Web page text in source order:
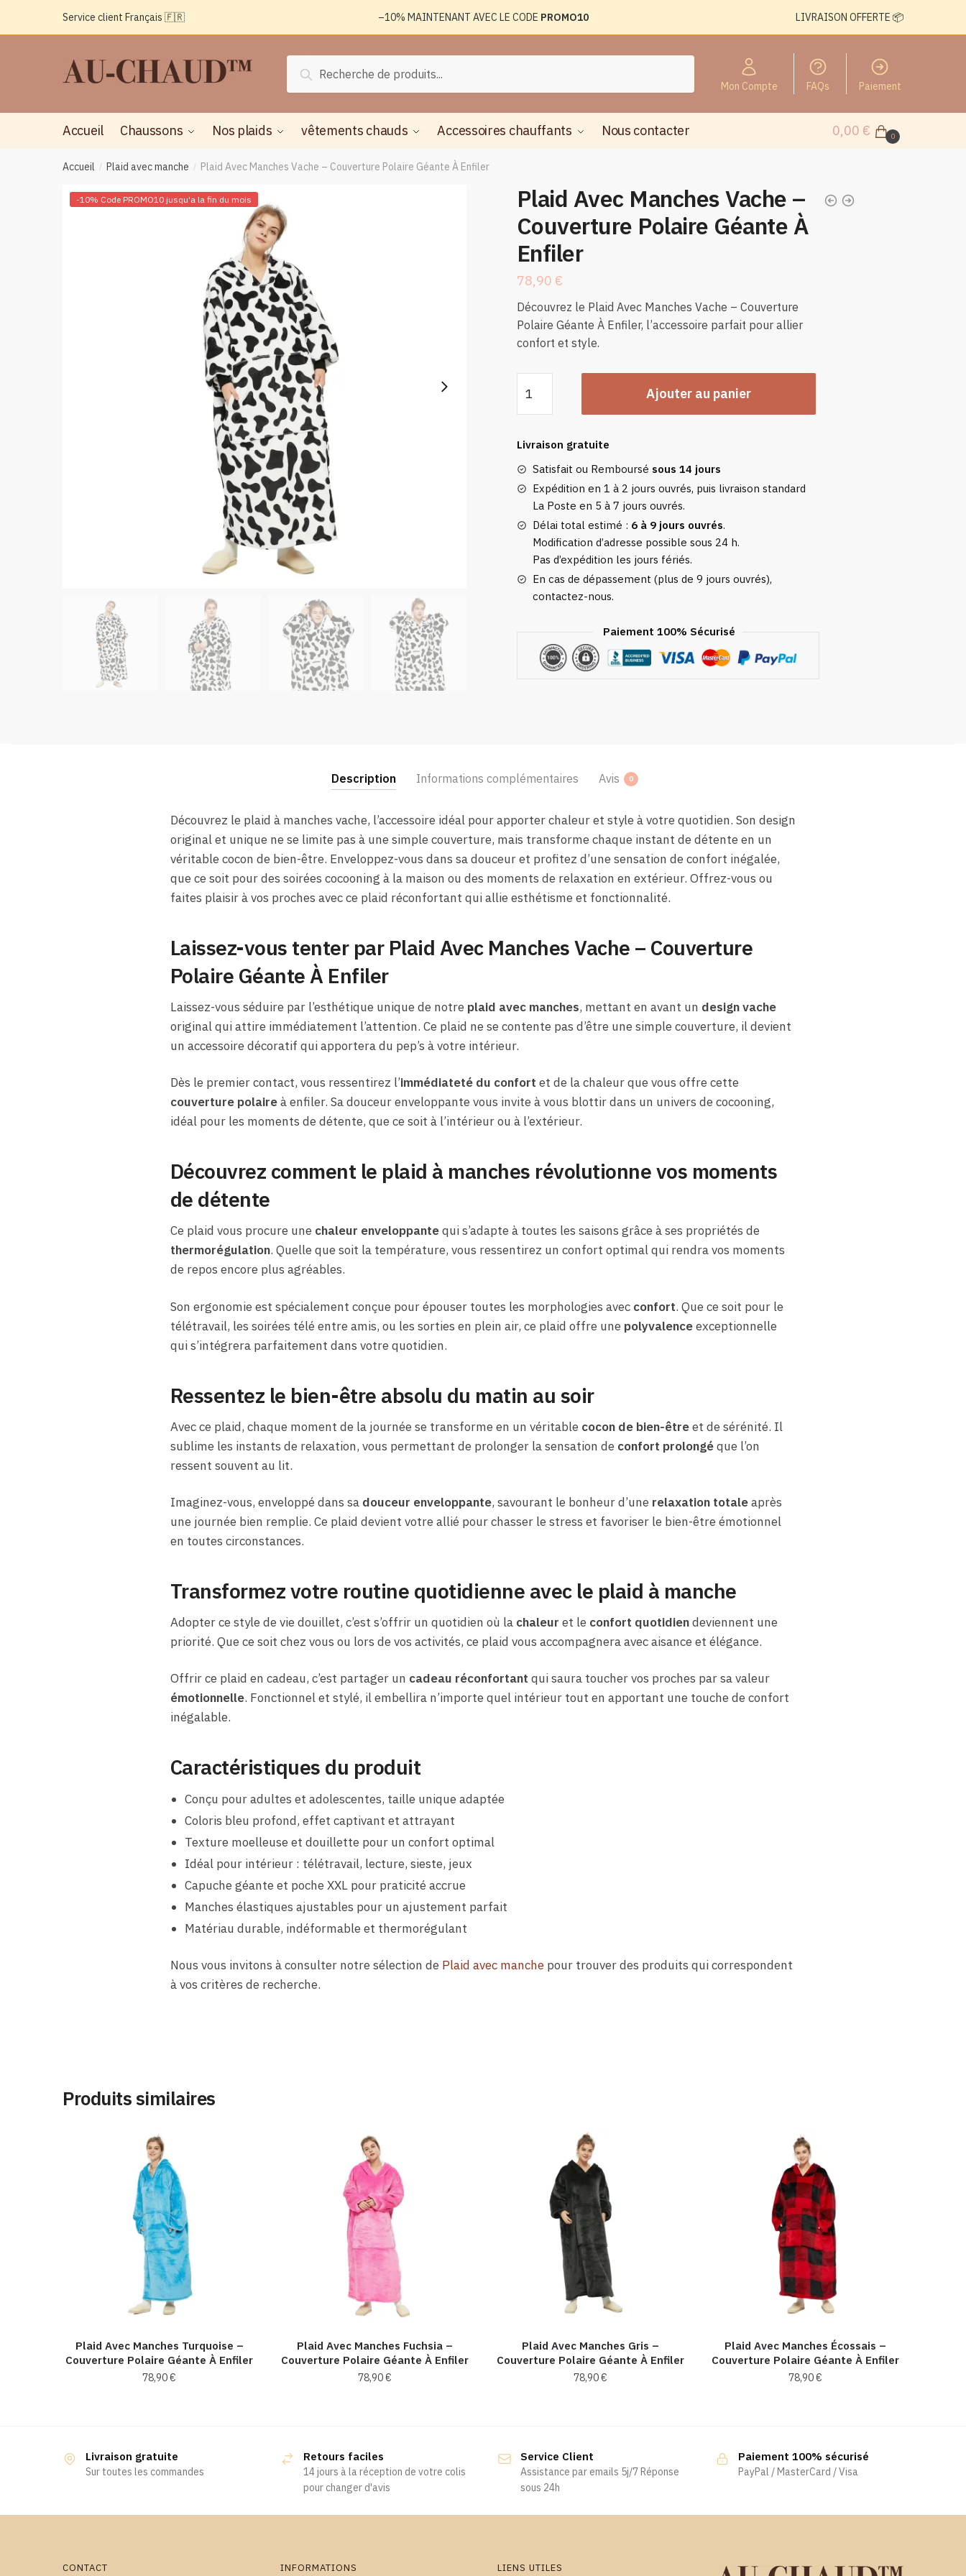
Service client Français 🇫🇷 –10% MAINTENANT AVEC LE CODE PROMO10 LIVRAISON OFFERTE 📦
pour :
Recherche
Mon Compte FAQs Paiement
Accueil Chaussons Nos plaids vêtements chauds Accessoires chauffants Nous contacter 0,00 € 0
Accueil / Plaid avec manche / Plaid Avec Manches Vache – Couverture Polaire Géante À Enfiler
-10% Code PROMO10 jusqu'a la fin du mois
Plaid Avec Manches Vache –
Couverture Polaire Géante À
Enfiler
78,90 €
Découvrez le Plaid Avec Manches Vache – Couverture
Polaire Géante À Enfiler, l’accessoire parfait pour allier
confort et style.
de
Plaid
Manches
Vache
-
Couverture
Polaire
Géante
Enfiler
Ajouter au panier
Livraison gratuite
Satisfait ou Remboursé sous 14 jours
Expédition en 1 à 2 jours ouvrés, puis livraison standard
La Poste en 5 à 7 jours ouvrés.
Délai total estimé : 6 à 9 jours ouvrés.
Modification d’adresse possible sous 24 h.
Pas d’expédition les jours fériés.
En cas de dépassement (plus de 9 jours ouvrés),
contactez-nous.
Paiement 100% Sécurisé
Description Informations complémentaires Avis 0
Découvrez le plaid à manches vache, l’accessoire idéal pour apporter chaleur et style à votre quotidien. Son design
original et unique ne se limite pas à une simple couverture, mais transforme chaque instant de détente en un
véritable cocon de bien-être. Enveloppez-vous dans sa douceur et profitez d’une sensation de confort inégalée,
que ce soit pour des soirées cocooning à la maison ou des moments de relaxation en extérieur. Offrez-vous ou
faites plaisir à vos proches avec ce plaid réconfortant qui allie esthétisme et fonctionnalité.
Laissez-vous tenter par Plaid Avec Manches Vache – Couverture
Polaire Géante À Enfiler
Laissez-vous séduire par l’esthétique unique de notre plaid avec manches, mettant en avant un design vache
original qui attire immédiatement l’attention. Ce plaid ne se contente pas d’être une simple couverture, il devient
un accessoire décoratif qui apportera du pep’s à votre intérieur.
Dès le premier contact, vous ressentirez l’immédiateté du confort et de la chaleur que vous offre cette
couverture polaireà enfiler. Sa douceur enveloppante vous invite à vous blottir dans un univers de cocooning,
idéal pour les moments de détente, que ce soit à l’intérieur ou à l’extérieur.
Découvrez comment le plaid à manches révolutionne vos moments
de détente
Ce plaid vous procure une chaleur enveloppantequi s’adapte à toutes les saisons grâce à ses propriétés de
thermorégulation. Quelle que soit la température, vous ressentirez un confort optimal qui rendra vos moments
de repos encore plus agréables.
Son ergonomie est spécialement conçue pour épouser toutes les morphologies avec confort. Que ce soit pour le
télétravail, les soirées télé entre amis, ou les sorties en plein air, ce plaid offre une polyvalenceexceptionnelle
qui s’intégrera parfaitement dans votre quotidien.
Ressentez le bien-être absolu du matin au soir
Avec ce plaid, chaque moment de la journée se transforme en un véritable cocon de bien-êtreet de sérénité. Il
sublime les instants de relaxation, vous permettant de prolonger la sensation de confort prolongéque l’on
ressent souvent au lit.
Imaginez-vous, enveloppé dans sa douceur enveloppante, savourant le bonheur d’une relaxation totaleaprès
une journée bien remplie. Ce plaid devient votre allié pour chasser le stress et favoriser le bien-être émotionnel
en toutes circonstances.
Transformez votre routine quotidienne avec le plaid à manche
Adopter ce style de vie douillet, c’est s’offrir un quotidien où la chaleur et le confort quotidiendeviennent une
priorité. Que ce soit chez vous ou lors de vos activités, ce plaid vous accompagnera avec aisance et élégance.
Offrir ce plaid en cadeau, c’est partager un cadeau réconfortant qui saura toucher vos proches par sa valeur
émotionnelle. Fonctionnel et stylé, il embellira n’importe quel intérieur tout en apportant une touche de confort
inégalable.
Caractéristiques du produit
Conçu pour adultes et adolescentes, taille unique adaptée
Coloris bleu profond, effet captivant et attrayant
Texture moelleuse et douillette pour un confort optimal
Idéal pour intérieur : télétravail, lecture, sieste, jeux
Capuche géante et poche XXL pour praticité accrue
Manches élastiques ajustables pour un ajustement parfait
Matériau durable, indéformable et thermorégulant
Nous vous invitons à consulter notre sélection de Plaid avec manchepour trouver des produits qui correspondent
à vos critères de recherche.
Produits similaires
Plaid Avec Manches Turquoise –
Couverture Polaire Géante À Enfiler
78,90€
Plaid Avec Manches Fuchsia –
Couverture Polaire Géante À Enfiler
78,90€
Plaid Avec Manches Gris –
Couverture Polaire Géante À Enfiler
78,90€
Plaid Avec Manches Écossais –
Couverture Polaire Géante À Enfiler
78,90€
Livraison gratuite
Sur toutes les commandes
Retours faciles
14 jours à la réception de votre colis
pour changer d'avis
Service Client
Assistance par emails 5j/7 Réponse
sous 24h
Paiement 100% sécurisé
PayPal / MasterCard / Visa
CONTACT INFORMATIONS LIENS UTILES